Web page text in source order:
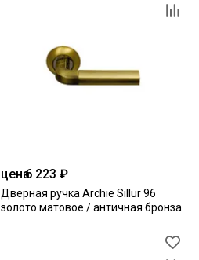
цена6 223 ₽
Дверная ручка Archie Sillur 96
золото матовое / античная бронза